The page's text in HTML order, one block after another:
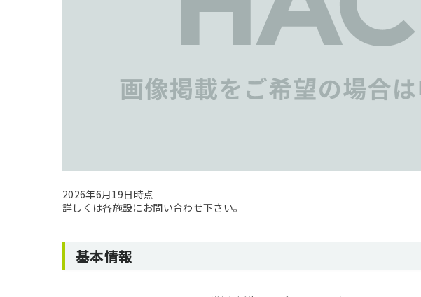
2026年6月19日時点
詳しくは各施設にお問い合わせ下さい。
基本情報